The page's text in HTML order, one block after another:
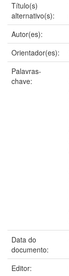
Título(s)
alternativo(s):
Autor(es):
Orientador(es):
Palavras-
chave:
Data do
documento:
Editor: